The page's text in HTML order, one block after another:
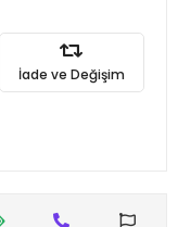
İade ve Değişim